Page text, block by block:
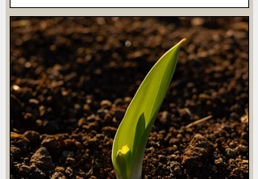
തടസ്സങ്ങൾ പറഞ്ഞപ്പോൾ
ദുശ്ശാസനൻതന്നെ ദ്രൗപതിയെ
പിടിച്ചുവലിച്ച് കൗരവ സഭയിലേക്ക്
കൊണ്ടുവരുന്നു. അയാളുടെ
പരാക്രമം കാരണത്താൽ
യാജ്ഞസേനിയുടെ വസ്ത്രം ആകെ
ഉലഞ്ഞ് അയഞ്ഞിരുന്നു. വലിച്ചിഴച്ച്
സഭയിലേക്ക് കൊണ്ടുവരപ്പെട്ട അവൾ